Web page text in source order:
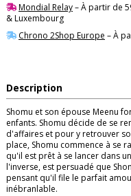
Mondial Relay– À partir de
& Luxembourg
Chrono 2Shop Europe – À
Description
Shomu et son épouse Meenu
enfants. Shomu décide de se
d'affaires et pour y retrouver
place, Shomu commence à se
qu'il est prêt à se lancer dans
l'inverse, est persuadé que
pensant qu'il file le parfait
inébranlable.